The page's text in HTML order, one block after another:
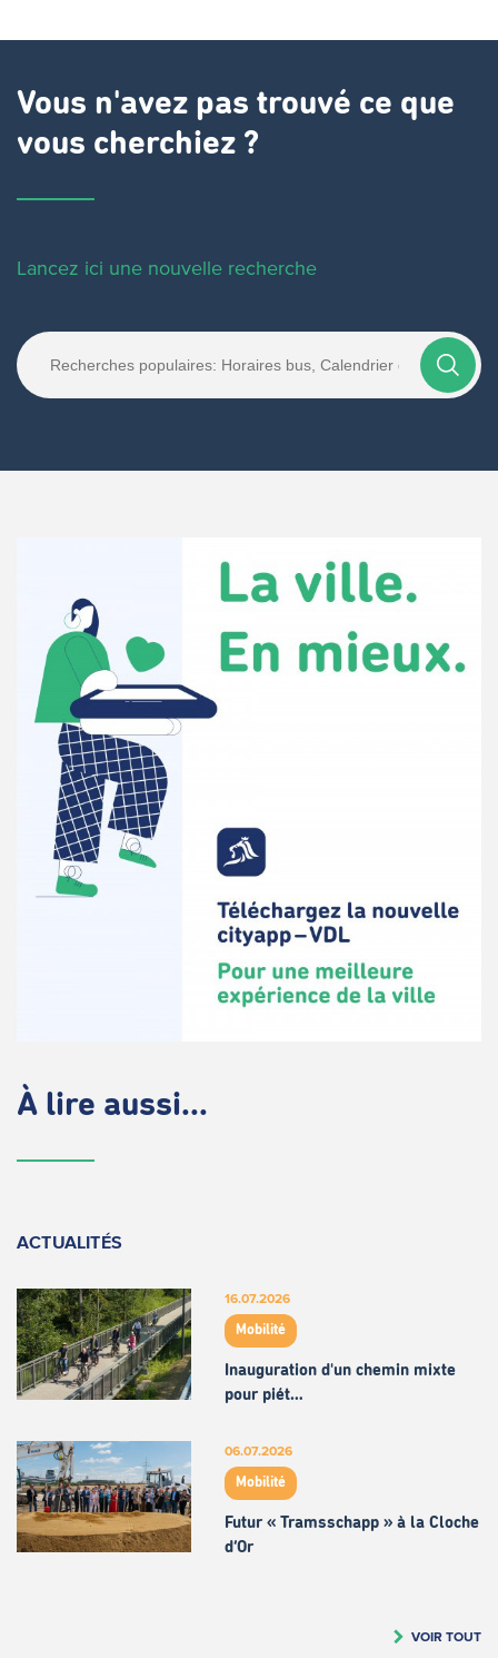
Vous n'avez pas trouvé ce que
vous cherchiez ?
Lancez ici une nouvelle recherche
À lire aussi...
ACTUALITÉS
16.07.2026
Mobilité
Inauguration d'un chemin mixte
pour piét…
06.07.2026
Mobilité
Futur « Tramsschapp » à la Cloche
d’Or
VOIR TOUT